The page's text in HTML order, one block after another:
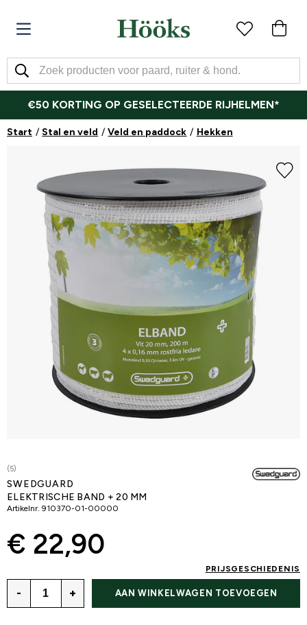
€50 KORTING OP GESELECTEERDE RIJHELMEN*
Start Stal en veld Veld en paddock Hekken
(5)
SWEDGUARD
ELEKTRISCHE BAND + 20 MM
Artikelnr. 910370-01-00000
€ 22,90
PRIJSGESCHIEDENIS
- + AAN WINKELWAGEN TOEVOEGEN